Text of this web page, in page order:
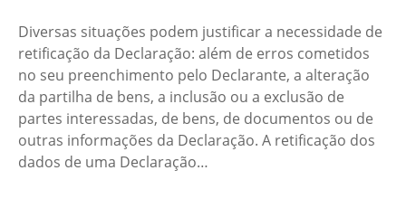
Diversas situações podem justificar a necessidade de
retificação da Declaração: além de erros cometidos
no seu preenchimento pelo Declarante, a alteração
da partilha de bens, a inclusão ou a exclusão de
partes interessadas, de bens, de documentos ou de
outras informações da Declaração. A retificação dos
dados de uma Declaração…